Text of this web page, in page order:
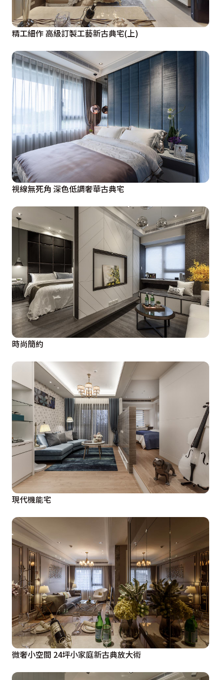
精工細作 高級訂製工藝新古典宅(上)
視線無死角 深色低調奢華古典宅
時尚簡約
現代機能宅
微奢小空間 24坪小家庭新古典放大術